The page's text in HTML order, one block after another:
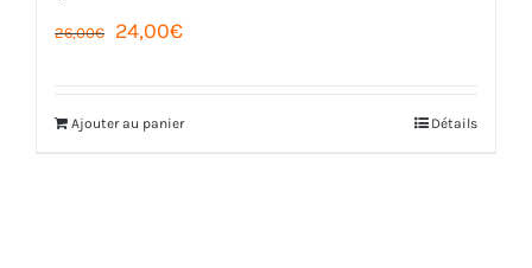
26,00€
Le
était :
24,00€Le
Ajouter au panier Détails